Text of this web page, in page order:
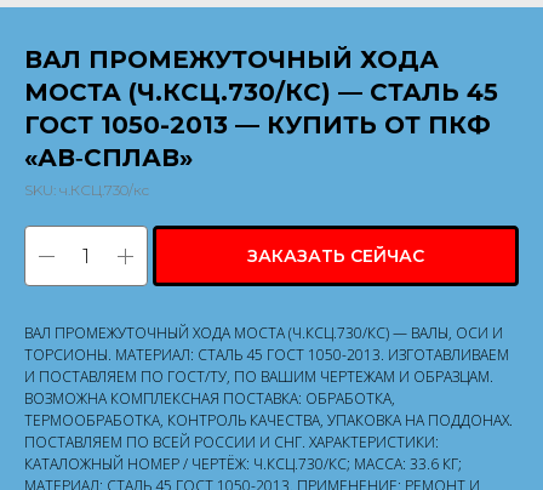
ВАЛ ПРОМЕЖУТОЧНЫЙ ХОДА
МОСТА (Ч.КСЦ.730/КС) — СТАЛЬ 45
ГОСТ 1050-2013 — КУПИТЬ ОТ ПКФ
«АВ‑СПЛАВ»
SKU: ч.КСЦ.730/кс
ЗАКАЗАТЬ СЕЙЧАС
ВАЛ ПРОМЕЖУТОЧНЫЙ ХОДА МОСТА (Ч.КСЦ.730/КС) — ВАЛЫ, ОСИ И
ТОРСИОНЫ. МАТЕРИАЛ: СТАЛЬ 45 ГОСТ 1050-2013. ИЗГОТАВЛИВАЕМ
И ПОСТАВЛЯЕМ ПО ГОСТ/ТУ, ПО ВАШИМ ЧЕРТЕЖАМ И ОБРАЗЦАМ.
ВОЗМОЖНА КОМПЛЕКСНАЯ ПОСТАВКА: ОБРАБОТКА,
ТЕРМООБРАБОТКА, КОНТРОЛЬ КАЧЕСТВА, УПАКОВКА НА ПОДДОНАХ.
ПОСТАВЛЯЕМ ПО ВСЕЙ РОССИИ И СНГ. ХАРАКТЕРИСТИКИ:
КАТАЛОЖНЫЙ НОМЕР / ЧЕРТЁЖ: Ч.КСЦ.730/КС; МАССА: 33.6 КГ;
МАТЕРИАЛ: СТАЛЬ 45 ГОСТ 1050-2013. ПРИМЕНЕНИЕ: РЕМОНТ И